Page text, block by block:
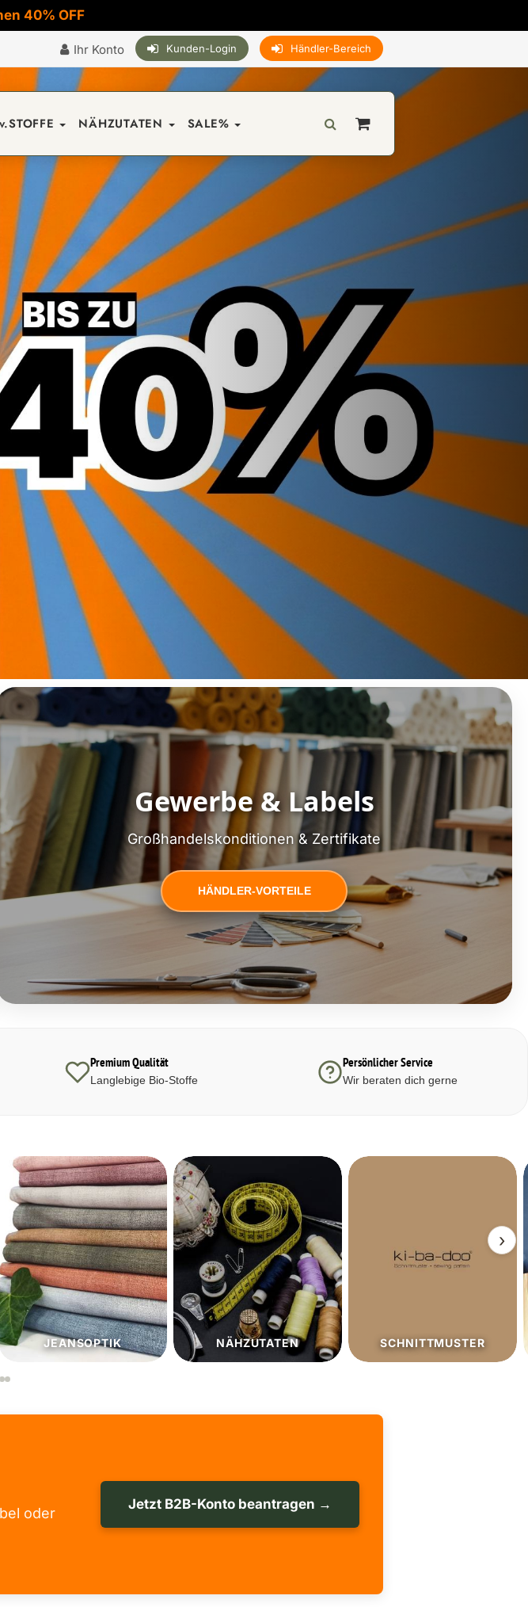
40% OFF
Ihr Konto Kunden-Login Händler-Bereich
NÄHZUTATEN SALE%
Gewerbe & Labels
Großhandelskonditionen & Zertifikate
HÄNDLER-VORTEILE
Premium Qualität
Langlebige Bio-Stoffe
Persönlicher Service
Wir beraten dich gerne
NÄHZUTATEN SCHNITTMUSTER SALE%
›
oder
Jetzt B2B-Konto beantragen →